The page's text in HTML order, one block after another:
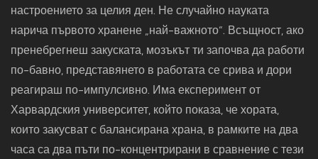
настроението за целия ден. Не случайно науката
нарича първото хранене „най-важното“. Всъщност, ако
пренебрегнеш закуската, мозъкът ти започва да работи
по-бавно, представянето в работата се срива и дори
реагираш по-импулсивно. Има експеримент от
Харвардския университет, който показа, че хората,
които закусват с балансирана храна, в рамките на два
часа са два пъти по-концентрирани в сравнение с тези